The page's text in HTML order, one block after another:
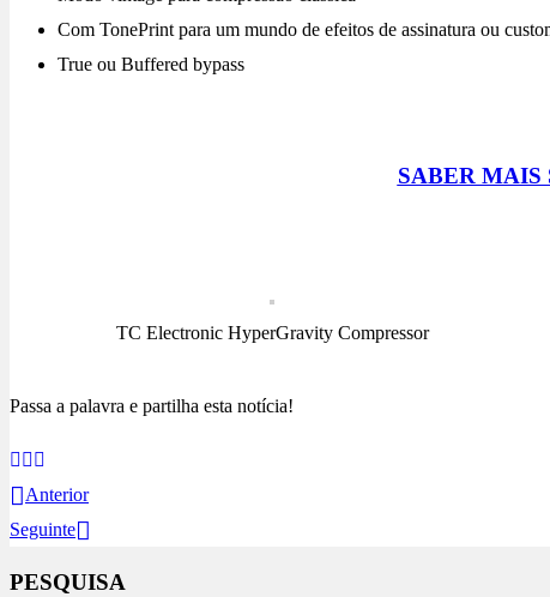
Com TonePrint para um mundo de efeitos de assinatura ou
True ou Buffered bypass
SABER MAIS
TC Electronic HyperGravity Compressor
Passa a palavra e partilha esta notícia!
Anterior
Seguinte
PESQUISA